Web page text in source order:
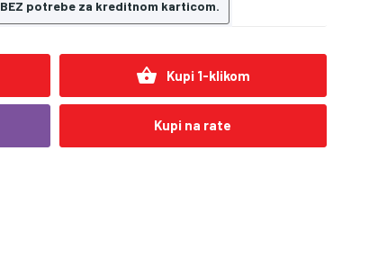
BEZ potrebe za kreditnom karticom.
shopping_basket Kupi 1-klikom
Kupi na rate